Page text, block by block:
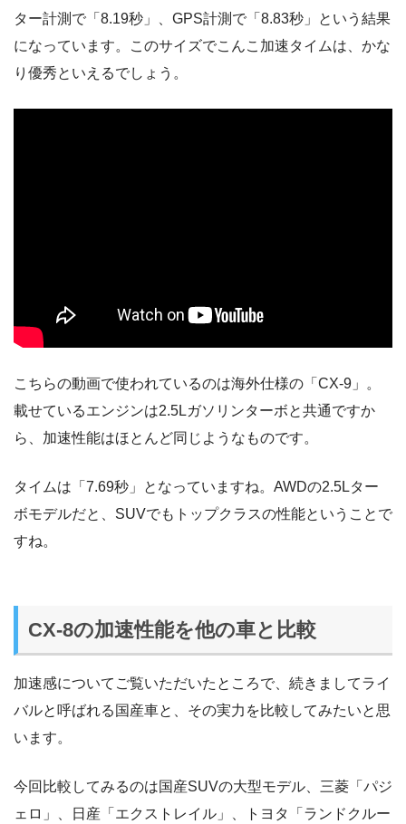
ター計測で「8.19秒」、GPS計測で「8.83秒」という結果
になっています。このサイズでこんこ加速タイムは、かな
り優秀といえるでしょう。
こちらの動画で使われているのは海外仕様の「CX-9」。
載せているエンジンは2.5Lガソリンターボと共通ですか
ら、加速性能はほとんど同じようなものです。
タイムは「7.69秒」となっていますね。AWDの2.5Lター
ボモデルだと、SUVでもトップクラスの性能ということで
すね。
CX-8の加速性能を他の車と比較
加速感についてご覧いただいたところで、続きましてライ
バルと呼ばれる国産車と、その実力を比較してみたいと思
います。
今回比較してみるのは国産SUVの大型モデル、三菱「パジ
ェロ」、日産「エクストレイル」、トヨタ「ランドクルー